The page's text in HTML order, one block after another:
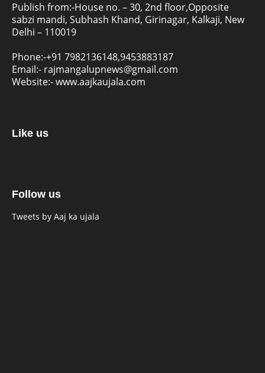
Publish from:-House no. – 30, 2nd floor,Opposite
sabzi mandi, Subhash Khand, Girinagar, Kalkaji, New
Delhi – 110019
Phone:-+91 7982136148,9453883187
Email:- rajmangalupnews@gmail.com
Website:-www.aajkaujala.com
Like us
Follow us
Tweets by Aaj ka ujala